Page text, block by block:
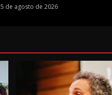
5 de agosto de 2026